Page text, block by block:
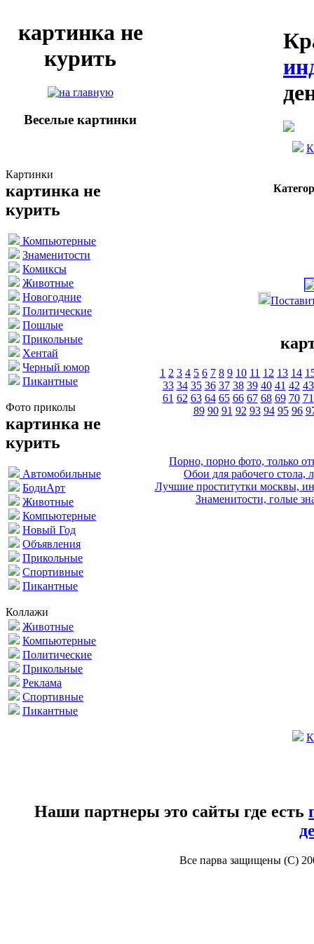
картинка не
курить
Веселые картинки
Картинки
картинка не
курить
Компьютерные
Знаменитости
Комиксы
Животные
Новогодние
Политические
Пошлые
Прикольные
Хентай
Черный юмор
Пикантные
Фото приколы
картинка не
курить
Автомобильные
БодиАрт
Животные
Компьютерные
Новый Год
Объявления
Прикольные
Спортивные
Пикантные
Коллажи
Животные
Компьютерные
Политические
Прикольные
Реклама
Спортивные
Пикантные
1 2 3 4 5 6 7 8 9 10 11 12 13 14
33 34 35 36 37 38 39 40 41 42 43
61 62 63 64 65 66 67 68 69 70 71
89 90 91 92 93 94 95 96
Порно, порно фото, только
Обои для рабочего стола,
Лучшие проститутки москвы,
Знаменитости, голые
Наши партнеры это сайты где есть
Все парва защищены (С)